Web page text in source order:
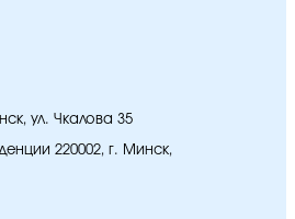
ул. Чкалова 35
220002, г. Минск,